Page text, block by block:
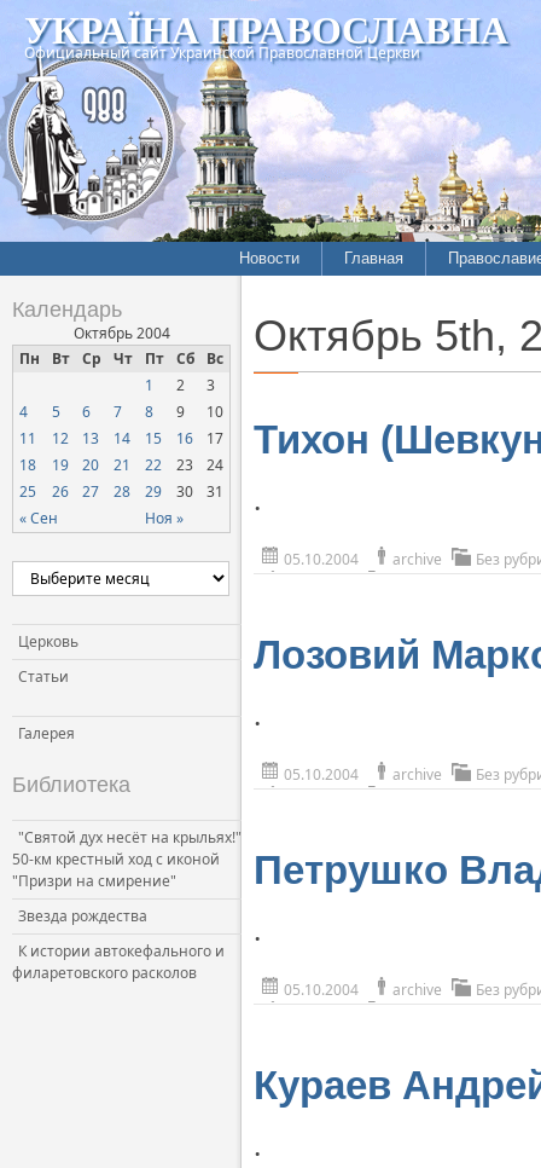
УКРАЇНА ПРАВОСЛАВНА
Официальный сайт Украинской Православной Церкви
Новости Главная
Календарь
Октябрь 2004
Пн
Вт Ср Чт Пт Сб Вс
« Сен Ноя »
1 2
3
4
5 6 7 8 9
10
11
12 13 14 15 16
17
18
19 20 21 22 23
24
25
26 27 28 29 30 31
Церковь
Статьи
Галерея
Библиотека
"Святой дух несёт на крыльях!"
50-км крестный ход с иконой
"Призри на смирение"
Звезда рождества
К истории автокефального и
филаретовского расколов
Октябрь 5th,
Тихон
.
05.10.2004 archive Без
Лозовий
.
05.10.2004 archive Без
Петрушко
.
05.10.2004 archive Без
Кураев
.